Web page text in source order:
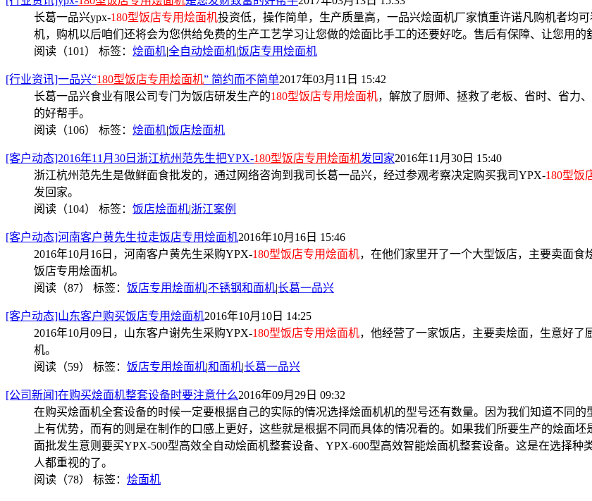
长葛一品兴ypx-180型饭店专用烩面机投资低，操作简单，生产质量高，一品兴烩面机厂家慎重许诺凡购机者均
机，购机以后咱们还将会为您供给免费的生产工艺学习让您做的烩面比手工的还要好吃。售后有保障、让您用的
阅读（101） 标签： 烩面机|全自动烩面机|饭店专用烩面机
[行业资讯]一品兴“180型饭店专用烩面机” 简约而不简单2017年03月11日 15:42
长葛一品兴食业有限公司专门为饭店研发生产的180型饭店专用烩面机，解放了厨师、拯救了老板、省时、省力
的好帮手。
阅读（106） 标签： 烩面机|饭店烩面机
[客户动态]2016年11月30日浙江杭州范先生把YPX-180型饭店专用烩面机发回家2016年11月30日 15:40
浙江杭州范先生是做鲜面食批发的，通过网络咨询到我司长葛一品兴，经过参观考察决定购买我司YPX-180型饭
发回家。
阅读（104） 标签： 饭店烩面机|浙江案例
[客户动态]河南客户黄先生拉走饭店专用烩面机2016年10月16日 15:46
2016年10月16日，河南客户黄先生采购YPX-180型饭店专用烩面机，在他们家里开了一个大型饭店，主要卖面
饭店专用烩面机。
阅读（87） 标签： 饭店专用烩面机|不锈钢和面机|长葛一品兴
[客户动态]山东客户购买饭店专用烩面机2016年10月10日 14:25
2016年10月09日，山东客户谢先生采购YPX-180型饭店专用烩面机，他经营了一家饭店，主要卖烩面，生意好
机。
阅读（59） 标签： 饭店专用烩面机|和面机|长葛一品兴
[公司新闻]在购买烩面机整套设备时要注意什么2016年09月29日 09:32
在购买烩面机全套设备的时候一定要根据自己的实际的情况选择烩面机机的型号还有数量。因为我们知道不同
上有优势，而有的则是在制作的口感上更好，这些就是根据不同而具体的情况看的。如果我们所要生产的烩面
面批发生意则要买YPX-500型高效全自动烩面机整套设备、YPX-600型高效智能烩面机整套设备。这是在选择
人都重视的了。
阅读（78） 标签： 烩面机